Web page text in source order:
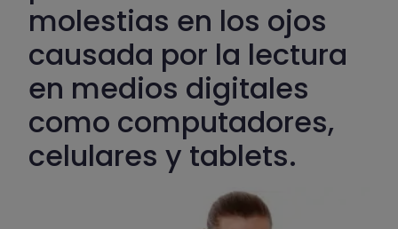
molestias en los ojos
causada por la lectura
en medios digitales
como computadores,
celulares y tablets.